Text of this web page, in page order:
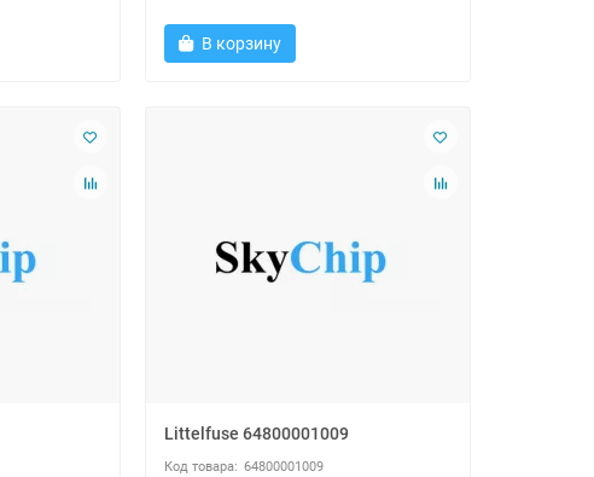
В корзину
Littelfuse 64800001009
64800001009